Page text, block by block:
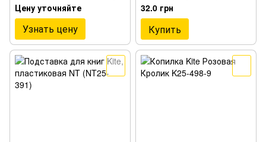
Цену уточняйте
Узнать цену
32.0 грн
Купить